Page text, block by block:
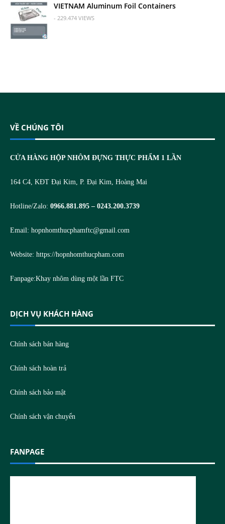
VIETNAM Aluminum Foil Containers
- 229.474 VIEWS
VỀ CHÚNG TÔI
CỬA HÀNG HỘP NHÔM ĐỰNG THỰC PHẨM 1 LẦN
164 C4, KĐT Đại Kim, P. Đại Kim, Hoàng Mai
Hotline/Zalo: 0966.881.895 – 0243.200.3739
Email: hopnhomthucphamftc@gmail.com
Website: https://hopnhomthucpham.com
Fanpage:Khay nhôm dùng một lần FTC
DỊCH VỤ KHÁCH HÀNG
Chính sách bán hàng
Chính sách hoàn trả
Chính sách bảo mật
Chính sách vận chuyển
FANPAGE